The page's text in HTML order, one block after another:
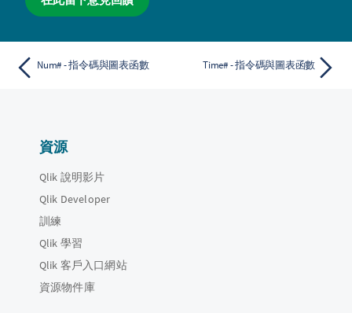
Num# - 指令碼與圖表函數 Time# - 指令碼與圖表函數
資源
Qlik 說明影片
Qlik Developer
訓練
Qlik 學習
Qlik 客戶入口網站
資源物件庫